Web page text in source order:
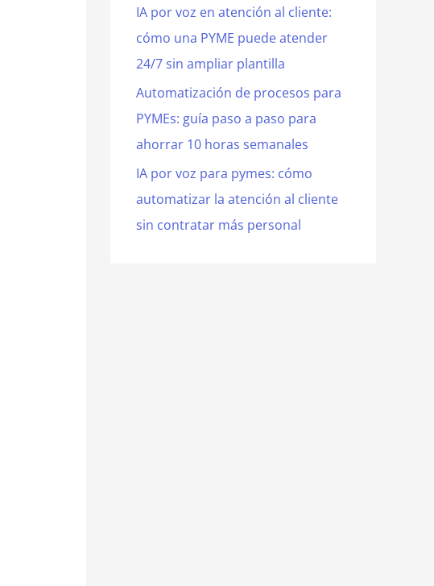
IA por voz en atención al cliente:
cómo una PYME puede atender
24/7 sin ampliar plantilla
Automatización de procesos para
PYMEs: guía paso a paso para
ahorrar 10 horas semanales
IA por voz para pymes: cómo
automatizar la atención al cliente
sin contratar más personal